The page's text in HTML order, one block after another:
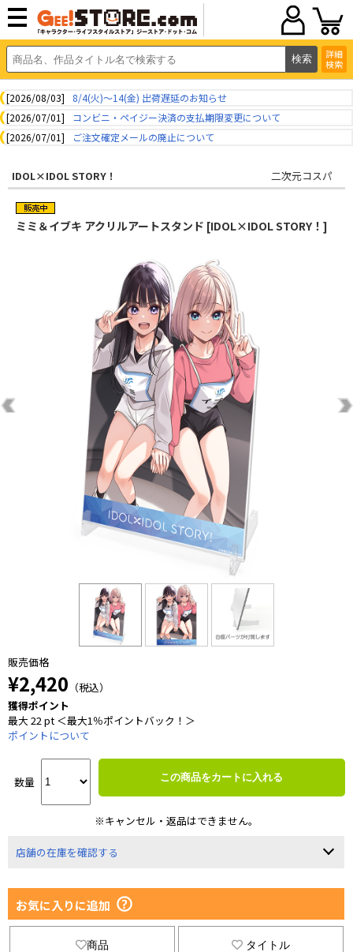
詳細
検索
[2026/08/03]
8/4(火)～14(金) 出荷遅延のお知らせ
[2026/07/01]
コンビニ・ペイジー決済の支払期限変更について
[2026/07/01]
ご注文確定メールの廃止について
IDOL×IDOL STORY！ 二次元コスパ
ミミ＆イブキ アクリルアートスタンド [IDOL×IDOL STORY！]
販売価格
¥2,420 （税込）
獲得ポイント
最大 22 pt ＜最大1％ポイントバック！＞
ポイントについて
数量 この商品をカートに入れる
※キャンセル・返品はできません。
店舗の在庫を確認する
お気に入りに追加
商品 タイトル